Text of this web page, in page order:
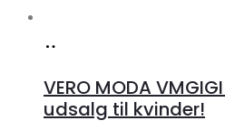
Klædeskabet.dk
VERO MODA
udsalg til kvinder!